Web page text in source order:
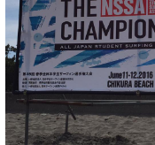
ニュース
サーフィンエリアガイド
会員メニュー
今月のプレゼント
トラベル
ショップ情報
ショップ情報
湘南
ウラナミ
お知らせ